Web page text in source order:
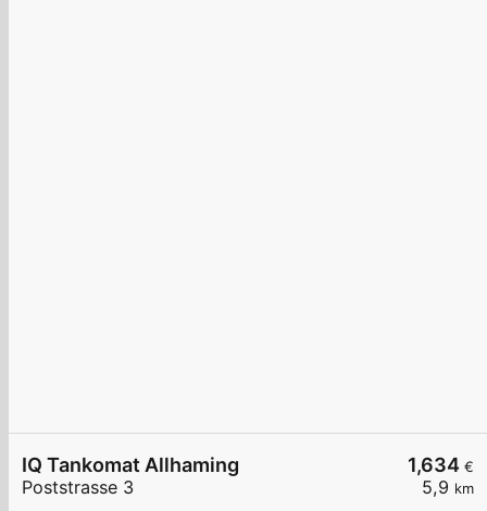
1,634 €
5,9 km
IQ Tankomat Allhaming
Poststrasse 3